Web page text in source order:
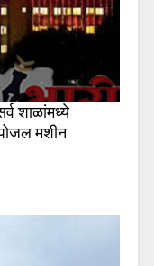
शाळांमध्ये
मशीन